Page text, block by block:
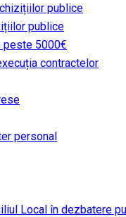
publice
publice
peste 5000€
contractelor
personal
Local în dezbatere